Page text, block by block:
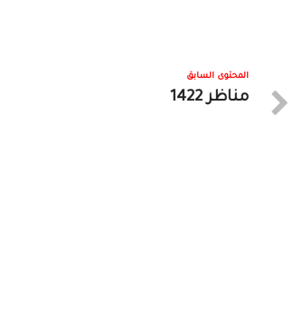
المحتوى السابق
مناظر 1422